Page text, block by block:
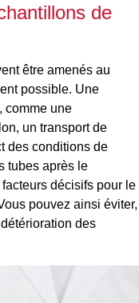
de
être amenés au
possible. Une
comme une
un transport de
des conditions de
tubes après le
décisifs pour le
pouvez ainsi éviter,
des